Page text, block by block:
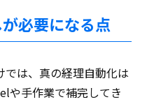
必要になる点
は、真の経理自動化は
や手作業で補完してき